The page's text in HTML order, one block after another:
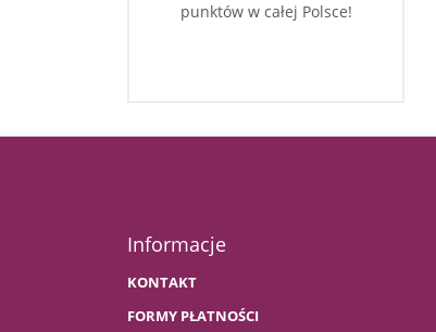
punktów w całej Polsce!
Informacje
KONTAKT
FORMY PŁATNOŚCI